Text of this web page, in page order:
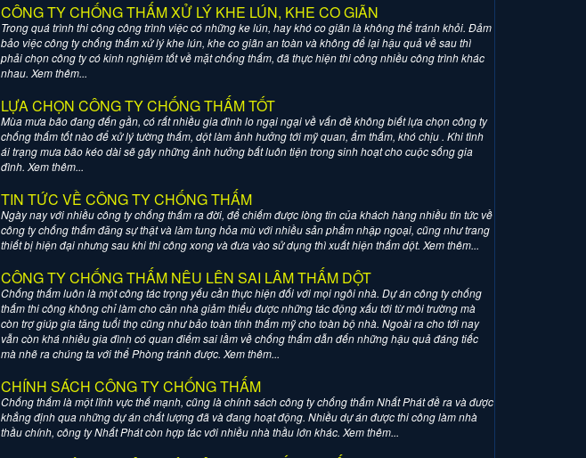
CÔNG TY CHỐNG THẤM XỬ LÝ KHE LÚN, KHE CO GIÃN
Trong quá trình thi công công trình việc có những ke lún, hay khó co giãn là không thể tránh khỏi. Đảm
bảo việc công ty chống thấm xử lý khe lún, khe co giãn an toàn và không để lại hậu quả về sau thì
phải chọn công ty có kinh nghiệm tốt về mặt chống thấm, đã thực hiện thi công nhiều công trình khác
nhau. Xem thêm...
LỰA CHỌN CÔNG TY CHỐNG THẤM TỐT
Mùa mưa bão đang đến gần, có rất nhiều gia đình lo ngại ngại về vấn đề không biết lựa chọn công ty
chống thấm tốt nào để xử lý tường thấm, dột làm ảnh hưởng tới mỹ quan, ẩm thấm, khó chịu . Khi tình
ái trạng mưa bão kéo dài sẽ gây những ảnh hưởng bất luôn tiện trong sinh hoạt cho cuộc sống gia
đình. Xem thêm...
TIN TỨC VỀ CÔNG TY CHỐNG THẤM
Ngày nay với nhiều công ty chống thấm ra đời, để chiếm được lòng tin của khách hàng nhiều tin tức về
công ty chống thấm đăng sự thật và làm tung hỏa mù với nhiều sản phẩm nhập ngoại, cũng như trang
thiết bị hiện đại nhưng sau khi thi công xong và đưa vào sử dụng thì xuất hiện thấm dột. Xem thêm...
CÔNG TY CHỐNG THẤM NÊU LÊN SAI LÂM THẤM DỘT
Chống thấm luôn là một công tác trọng yếu cần thực hiện đối với mọi ngôi nhà. Dự án công ty chống
thấm thi công không chỉ làm cho căn nhà giảm thiểu được những tác động xấu tới từ môi trường mà
còn trợ giúp gia tăng tuổi thọ cũng như bảo toàn tính thấm mỹ cho toàn bộ nhà. Ngoài ra cho tới nay
vẫn còn khá nhiều gia đình có quan điểm sai lầm về chống thấm dẫn đến những hậu quả đáng tiếc
mà nhẽ ra chúng ta với thể Phòng tránh được. Xem thêm...
CHÍNH SÁCH CÔNG TY CHỐNG THẤM
Chống thấm là một lĩnh vực thế mạnh, cũng là chính sách công ty chống thấm Nhất Phát đề ra và được
khẳng định qua những dự án chất lượng đã và đang hoạt động. Nhiều dự án được thi công làm nhà
thầu chính, công ty Nhất Phát còn hợp tác với nhiều nhà thầu lớn khác. Xem thêm...